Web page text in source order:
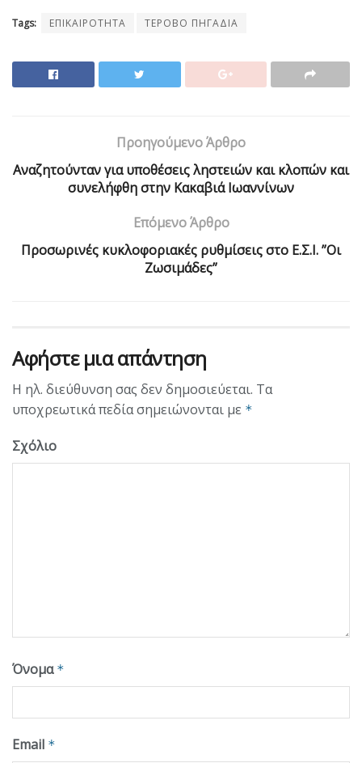
Tags: ΕΠΙΚΑΙΡΟΤΗΤΑ ΤΕΡΟΒΟ ΠΗΓΑΔΙΑ
Προηγούμενο Άρθρο
Αναζητούνταν για υποθέσεις ληστειών και κλοπών και
συνελήφθη στην Κακαβιά Ιωαννίνων
Επόμενο Άρθρο
Προσωρινές κυκλοφοριακές ρυθμίσεις στο Ε.Σ.Ι. ”Οι
Ζωσιμάδες”
Αφήστε μια απάντηση
Η ηλ. διεύθυνση σας δεν δημοσιεύεται. Τα
υποχρεωτικά πεδία σημειώνονται με *
Σχόλιο
Όνομα *
Email *